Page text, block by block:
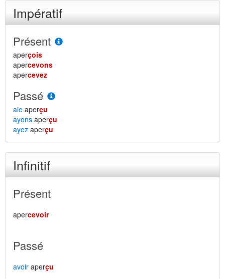
Impératif
Présent
aperçois
apercevons
apercevez
Passé
aie aperçu
ayons aperçu
ayez aperçu
Infinitif
Présent
apercevoir
Passé
avoir aperçu